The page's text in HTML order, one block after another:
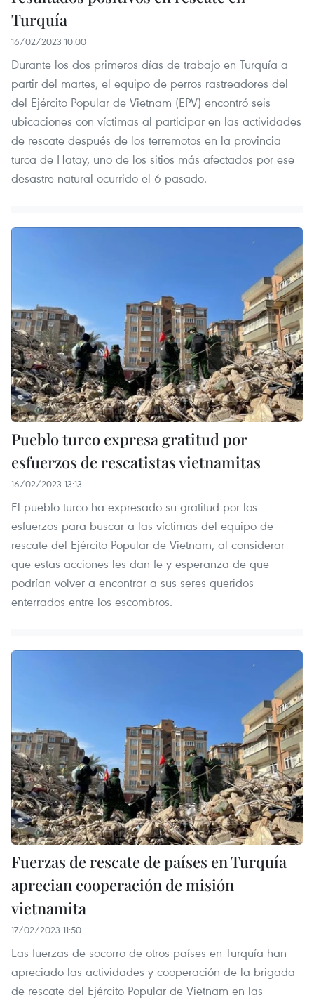
Turquía
16/02/2023 10:00
Durante los dos primeros días de trabajo en Turquía a
partir del martes, el equipo de perros rastreadores del
del Ejército Popular de Vietnam (EPV) encontró seis
ubicaciones con víctimas al participar en las actividades
de rescate después de los terremotos en la provincia
turca de Hatay, uno de los sitios más afectados por ese
desastre natural ocurrido el 6 pasado.
Pueblo turco expresa gratitud por
esfuerzos de rescatistas vietnamitas
16/02/2023 13:13
El pueblo turco ha expresado su gratitud por los
esfuerzos para buscar a las víctimas del equipo de
rescate del Ejército Popular de Vietnam, al considerar
que estas acciones les dan fe y esperanza de que
podrían volver a encontrar a sus seres queridos
enterrados entre los escombros.
Fuerzas de rescate de países en Turquía
aprecian cooperación de misión
vietnamita
17/02/2023 11:50
Las fuerzas de socorro de otros países en Turquía han
apreciado las actividades y cooperación de la brigada
de rescate del Ejército Popular de Vietnam en las